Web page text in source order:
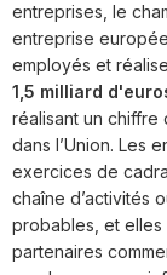
entreprises, le
entreprise
employés et
1,5 milliard
réalisant un chiffre
dans l’Union. Les
exercices de
chaîne d’activités
probables, et elles
partenaires